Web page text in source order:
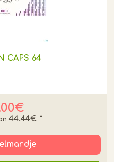
CAPS 64
44.44€ *